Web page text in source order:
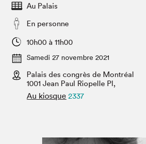
Espace exposant⋅e⋅s
Espace enseignant·e·s
SLM PRO
Salon au Palais
Salon dans la ville et en ligne
Projets partenaires
Au Palais
En personne
10h00 à 11h00
Samedi 27 novembre 2021
Palais des congrès de Montréal
1001 Jean Paul Riopelle Pl,
Au kiosque 2337